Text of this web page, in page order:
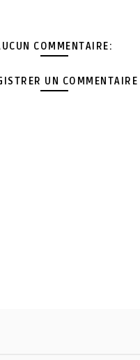
COMMENTAIRE:
UN COMMENTAIRE